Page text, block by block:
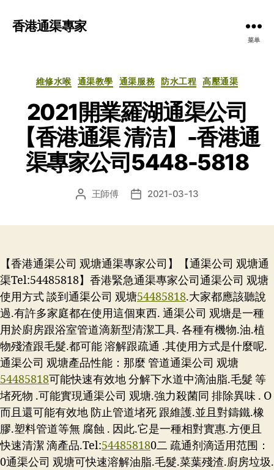
香港通渠專家
菜单
分
維修水喉 通渠教學 通渠服務 防水工程 高壓通渠
2021開業羅湖通渠公司
【香港通渠 清洁】-香港通
渠專家公司5448-5818
文 王師傅
发 2021-03-13
【香港通渠公司 观塘通渠專家公司】【通渠公司 观塘通
渠Tel:54485818】香港緊急通渠專家公司通渠公司 观塘
使用方式 談到通渠公司 观塘54485818.大家都應該聽說
過.有許多家庭都在使用這個東西. 通渠公司 观塘是一種
用於廚房跟浴室管道滴新型清潔工具. 各種有機物.油.植
物殘渣跟毛髮.都可能 溶解跟疏通 .其使用方式是什麼呢.
通渠公司 观塘產品性能：那麼 管道通渠公司 观塘
54485818可能快速有效地 分解下水道中滴油脂.毛髮 等
堵死物 .可能實現通渠公司 观塘.強力殺菌同 排除異味 . O
而且還可能有效地 防止管道堵死 跟維護.並且對鑄鐵.橡
膠.塑料管道等無 腐蝕 . 因此.它是一種相對實惠.方便且
快速清潔 滴產品.Tel:544858180二 疏通剂滴适用范围：
0通渠公司 观塘可快速溶解油脂.毛髮.菜葉殘渣.廚房垃圾.